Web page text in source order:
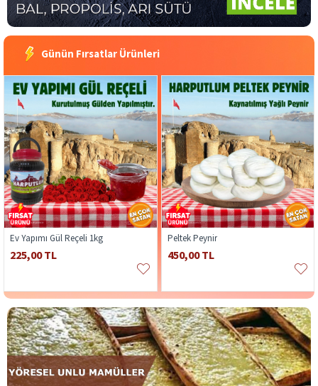
Günün Fırsatlar Ürünleri
Ev Yapımı Gül Reçeli 1kg
225,00 TL
Peltek Peynir
450,00 TL